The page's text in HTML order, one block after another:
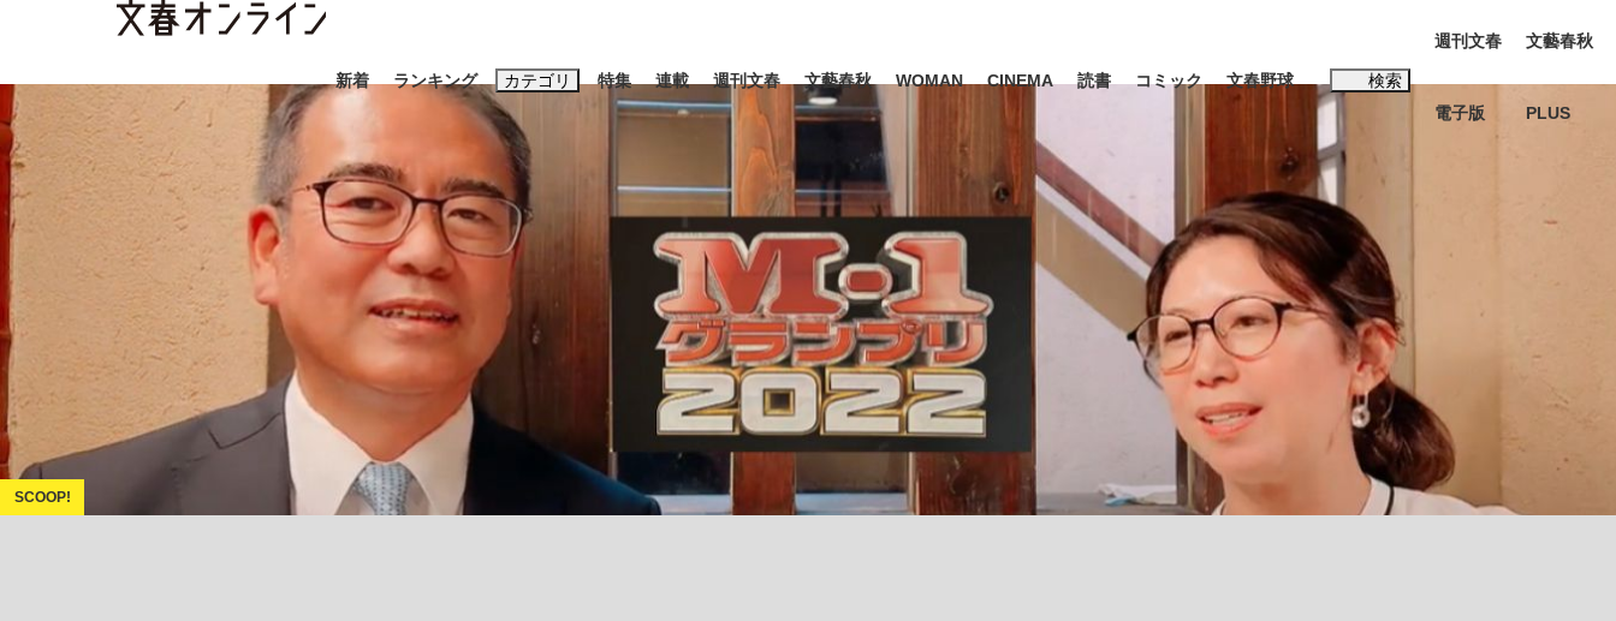
新着 ランキング カテゴリ
スクープ ニュース ビジネス 読書
「90%は失敗する。でも…」本田圭佑が初めて明かした日本代表監督に... 「最悪の空気のまま解散」WBC日本代表“敗戦”の真実 選手が明かす...
特集
終戦から81年
観る将棋、読む将棋
連載 週刊文春 文藝春秋 WOMAN CINEMA 読書 コミック 文春野球 検索
キーワード入力
おすすめのキーワードタグ一覧
#藤田晋 #高市早苗 #後藤真希 #森岡毅 #城彰二 #内田有紀
#松田聖子
#玉木雄一郎
#池上彰
週刊文春
電子版
文藝春秋
PLUS